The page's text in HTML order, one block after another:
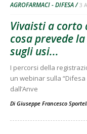
AGROFARMACI - DIFESA 3
Vivaisti a
cosa prevede
sugli usi...
I percorsi della
un webinar sulla
dall’Anve
Di Giuseppe Francesco